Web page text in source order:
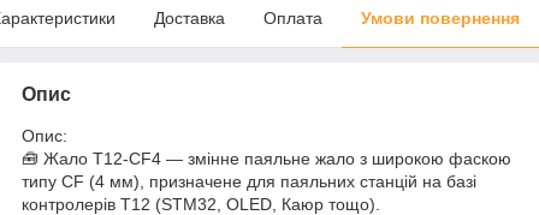
Доставка Оплата Умови повернення
Опис
Опис:
🧰 Жало T12-CF4 — змінне паяльне жало з широкою фаскою
типу CF (4 мм), призначене для паяльних станцій на базі
контролерів T12 (STM32, OLED, Каюр тощо).